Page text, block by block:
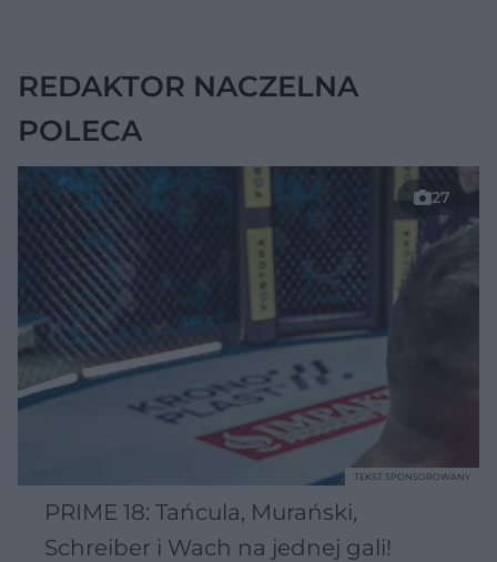
REDAKTOR NACZELNA
POLECA
27
PRIME 18: Tańcula, Murański,
Schreiber i Wach na jednej gali!
TEKST SPONSOROWANY